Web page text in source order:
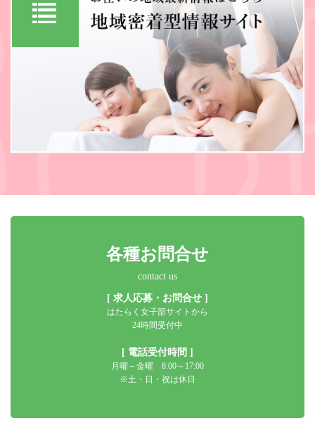
各種お問合せ
contact us
[ 求人応募・お問合せ ]
はたらく女子部サイトから
24時間受付中
[ 電話受付時間 ]
月曜～金曜 8:00～17:00
※土・日・祝は休日